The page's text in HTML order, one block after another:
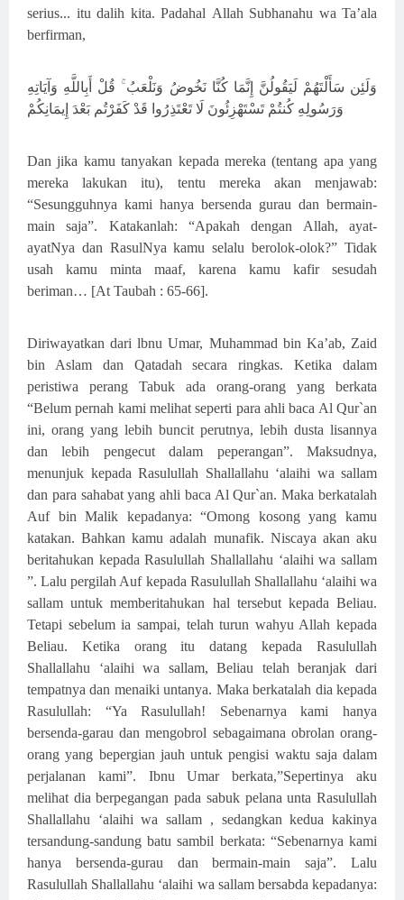
serius... itu dalih kita. Padahal Allah Subhanahu wa Ta’ala
berfirman,
وَلَئِن سَأَلْتَهُمْ لَيَقُولُنَّ إِنَّمَا كُنَّا نَخُوضُ وَنَلْعَبُ ۚ قُلْ أَبِاللَّهِ وَآيَاتِهِ
وَرَسُولِهِ كُنتُمْ تَسْتَهْزِئُونَ لَا تَعْتَذِرُوا قَدْ كَفَرْتُم بَعْدَ إِيمَانِكُمْ
Dan jika kamu tanyakan kepada mereka (tentang apa yang
mereka lakukan itu), tentu mereka akan menjawab:
“Sesungguhnya kami hanya bersenda gurau dan bermain-
main saja”. Katakanlah: “Apakah dengan Allah, ayat-
ayatNya dan RasulNya kamu selalu berolok-olok?” Tidak
usah kamu minta maaf, karena kamu kafir sesudah
beriman… [At Taubah : 65-66].
Diriwayatkan dari lbnu Umar, Muhammad bin Ka’ab, Zaid
bin Aslam dan Qatadah secara ringkas. Ketika dalam
peristiwa perang Tabuk ada orang-orang yang berkata
“Belum pernah kami melihat seperti para ahli baca Al Qur`an
ini, orang yang lebih buncit perutnya, lebih dusta lisannya
dan lebih pengecut dalam peperangan”. Maksudnya,
menunjuk kepada Rasulullah Shallallahu ‘alaihi wa sallam
dan para sahabat yang ahli baca Al Qur`an. Maka berkatalah
Auf bin Malik kepadanya: “Omong kosong yang kamu
katakan. Bahkan kamu adalah munafik. Niscaya akan aku
beritahukan kepada Rasulullah Shallallahu ‘alaihi wa sallam
”. Lalu pergilah Auf kepada Rasulullah Shallallahu ‘alaihi wa
sallam untuk memberitahukan hal tersebut kepada Beliau.
Tetapi sebelum ia sampai, telah turun wahyu Allah kepada
Beliau. Ketika orang itu datang kepada Rasulullah
Shallallahu ‘alaihi wa sallam, Beliau telah beranjak dari
tempatnya dan menaiki untanya. Maka berkatalah dia kepada
Rasulullah: “Ya Rasulullah! Sebenarnya kami hanya
bersenda-garau dan mengobrol sebagaimana obrolan orang-
orang yang bepergian jauh untuk pengisi waktu saja dalam
perjalanan kami”. Ibnu Umar berkata,”Sepertinya aku
melihat dia berpegangan pada sabuk pelana unta Rasulullah
Shallallahu ‘alaihi wa sallam , sedangkan kedua kakinya
tersandung-sandung batu sambil berkata: “Sebenarnya kami
hanya bersenda-gurau dan bermain-main saja”. Lalu
Rasulullah Shallallahu ‘alaihi wa sallam bersabda kepadanya: